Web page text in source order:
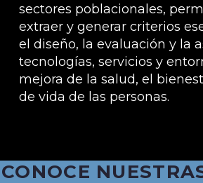
sectores poblacionales,
extraer y generar criterios
el diseño, la evaluación y la
tecnologías, servicios y
mejora de la salud, el
de vida de las personas.
CONOCE